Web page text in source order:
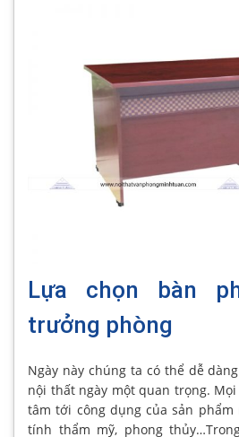
Lựa chọn bàn
trưởng phòng
Ngày này chúng ta có thể dễ
nội thất ngày một quan trọng.
tâm tới công dụng của sản phẩm
tính thẩm mỹ, phong